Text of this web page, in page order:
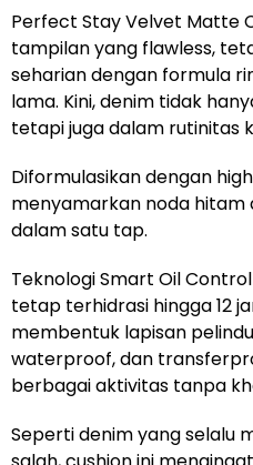
Perfect Stay Velvet Matte
tampilan yang flawless,
seharian dengan formula
lama. Kini, denim tidak
tetapi juga dalam rutinitas
Diformulasikan dengan
menyamarkan noda hitam
dalam satu tap.
Teknologi Smart Oil
tetap terhidrasi hingga 12
membentuk lapisan
waterproof, dan
berbagai aktivitas tanpa
Seperti denim yang selalu